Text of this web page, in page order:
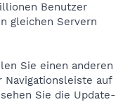
Benutzer
gleichen Servern
Sie einen anderen
Navigationsleiste auf
Sie die Update-